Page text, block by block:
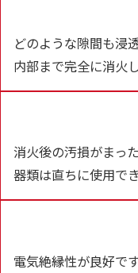
どのような隙間も浸
内部まで完全に消火し
消火後の汚損がまっ
器類は直ちに使用でき
電気絶縁性が良好で